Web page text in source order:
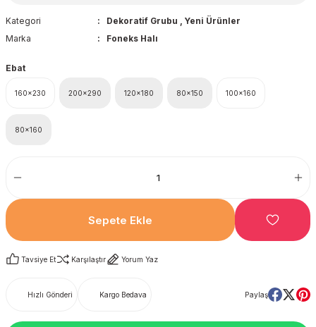
Kategori Dekoratif Grubu , Yeni Ürünler
Marka
Foneks Halı
Ebat
160x230 200x290 120x180 80x150 100x160
80x160
Sepete Ekle
Tavsiye Et Karşılaştır Yorum Yaz
Hızlı Gönderi Kargo Bedava Paylaş